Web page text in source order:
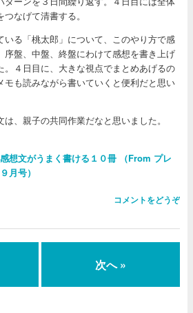
なげて清書する。
いる「桃太郎」について、このやり方で感
序盤、中盤、終盤にわけて感想を書き上げ
。４日目に、大きな視点でまとめあげるの
モも読みながら書いていくと便利だと思い
、親子の共同作業だなと思いました。
想文がうまく書ける１０冊 （From プレ
月号）
コメントをどうぞ
次へ »